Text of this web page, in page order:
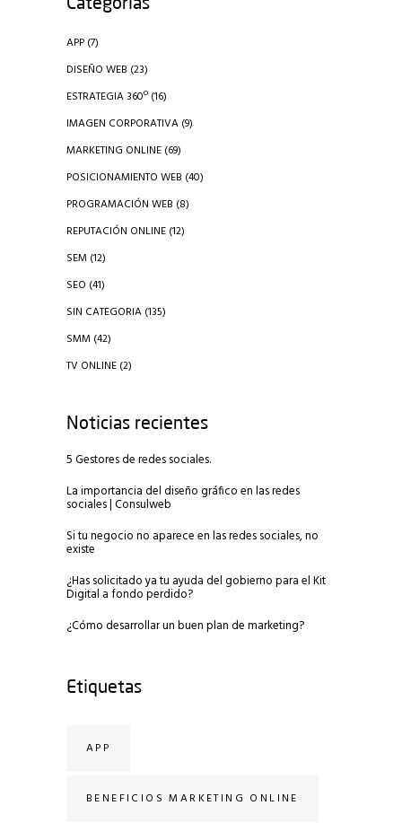
APP (7)
DISEÑO WEB (23)
ESTRATEGIA 360º (16)
IMAGEN CORPORATIVA (9)
MARKETING ONLINE (69)
POSICIONAMIENTO WEB (40)
PROGRAMACIÓN WEB (8)
REPUTACIÓN ONLINE (12)
SEM (12)
SEO (41)
SIN CATEGORIA (135)
SMM (42)
TV ONLINE (2)
Noticias recientes
5 Gestores de redes sociales.
La importancia del diseño gráfico en las redes
sociales | Consulweb
Si tu negocio no aparece en las redes sociales, no
existe
¿Has solicitado ya tu ayuda del gobierno para el Kit
Digital a fondo perdido?
¿Cómo desarrollar un buen plan de marketing?
Etiquetas
APP
BENEFICIOS MARKETING ONLINE